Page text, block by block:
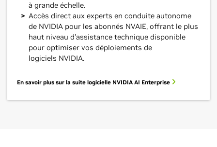
à grande échelle.
Accès direct aux experts en conduite autonome
de NVIDIA pour les abonnés NVAIE, offrant le plus
haut niveau d'assistance technique disponible
pour optimiser vos déploiements de
logiciels NVIDIA.
En savoir plus sur la suite logicielle NVIDIA AI Enterprise